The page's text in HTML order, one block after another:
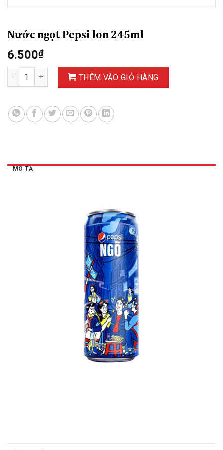
Nước ngọt Pepsi lon 245ml
6.500₫
Nước ngọt Pepsi lon 245ml số lượng
THÊM VÀO GIỎ HÀNG
MÔ TẢ